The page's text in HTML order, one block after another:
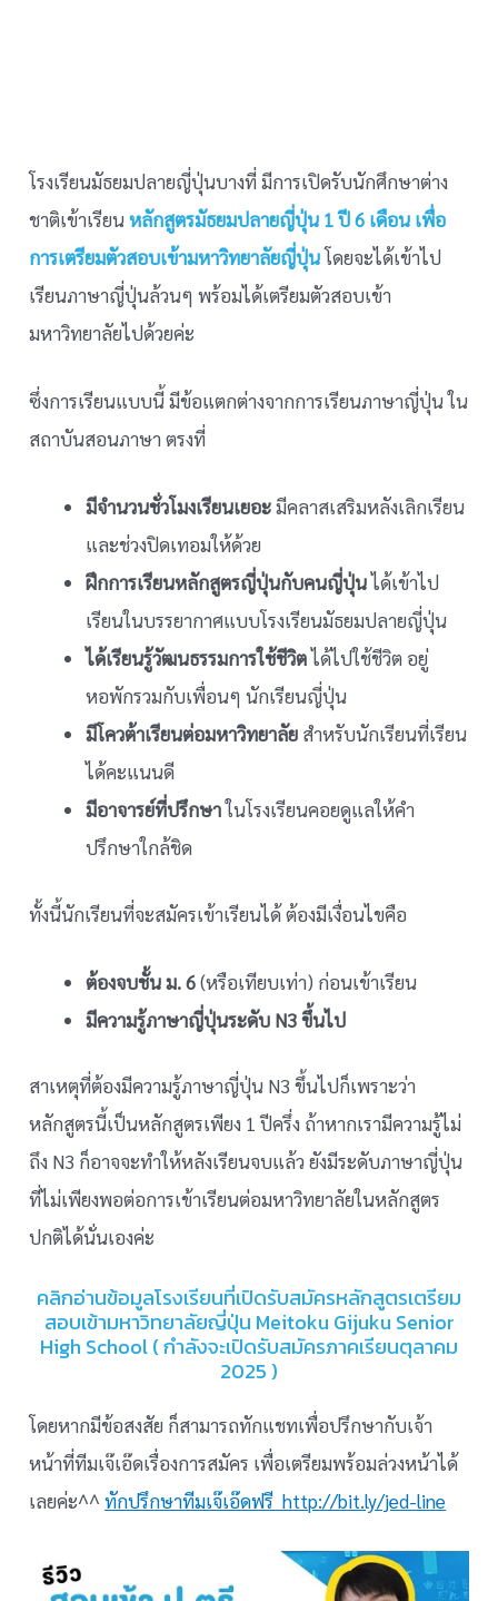
โรงเรียนมัธยมปลายญี่ปุ่นบางที่ มีการเปิดรับนักศึกษาต่าง
ชาติเข้าเรียนหลักสูตรมัธยมปลายญี่ปุ่น 1 ปี 6 เดือน เพื่อ
การเตรียมตัวสอบเข้ามหาวิทยาลัยญี่ปุ่นโดยจะได้เข้าไป
เรียนภาษาญี่ปุ่นล้วนๆ พร้อมได้เตรียมตัวสอบเข้า
มหาวิทยาลัยไปด้วยค่ะ
ซึ่งการเรียนแบบนี้ มีข้อแตกต่างจากการเรียนภาษาญี่ปุ่น ใน
สถาบันสอนภาษา ตรงที่
มีจำนวนชั่วโมงเรียนเยอะมีคลาสเสริมหลังเลิกเรียน
และช่วงปิดเทอมให้ด้วย
ฝึกการเรียนหลักสูตรญี่ปุ่นกับคนญี่ปุ่นได้เข้าไป
เรียนในบรรยากาศแบบโรงเรียนมัธยมปลายญี่ปุ่น
ได้เรียนรู้วัฒนธรรมการใช้ชีวิตได้ไปใช้ชีวิต อยู่
หอพักรวมกับเพื่อนๆ นักเรียนญี่ปุ่น
มีโควต้าเรียนต่อมหาวิทยาลัย สำหรับนักเรียนที่เรียน
ได้คะแนนดี
มีอาจารย์ที่ปรึกษาในโรงเรียนคอยดูแลให้คำ
ปรึกษาใกล้ชิด
ทั้งนี้นักเรียนที่จะสมัครเข้าเรียนได้ ต้องมีเงื่อนไขคือ
ต้องจบชั้น ม. 6(หรือเทียบเท่า) ก่อนเข้าเรียน
มีความรู้ภาษาญี่ปุ่นระดับ N3 ขึ้นไป
สาเหตุที่ต้องมีความรู้ภาษาญี่ปุ่น N3 ขึ้นไปก็เพราะว่า
หลักสูตรนี้เป็นหลักสูตรเพียง 1 ปีครึ่ง ถ้าหากเรามีความรู้ไม่
ถึง N3 ก็อาจจะทำให้หลังเรียนจบแล้ว ยังมีระดับภาษาญี่ปุ่น
ที่ไม่เพียงพอต่อการเข้าเรียนต่อมหาวิทยาลัยในหลักสูตร
ปกติได้นั่นเองค่ะ
คลิกอ่านข้อมูลโรงเรียนที่เปิดรับสมัครหลักสูตรเตรียม
สอบเข้ามหาวิทยาลัยญี่ปุ่น Meitoku Gijuku Senior
High School( กำลังจะเปิดรับสมัครภาคเรียนตุลาคม
2025 )
โดยหากมีข้อสงสัย ก็สามารถทักแชทเพื่อปรึกษากับเจ้า
หน้าที่ทีมเจ๊เอ๊ดเรื่องการสมัคร เพื่อเตรียมพร้อมล่วงหน้าได้
เลยค่ะ^^ทักปรึกษาทีมเจ๊เอ๊ดฟรี http://bit.ly/jed-line